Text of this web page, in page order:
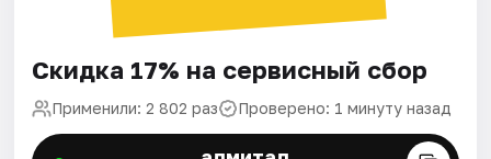
Скидка 17% на сервисный сбор
Применили: 2 802 раз Проверено: 1 минуту назад